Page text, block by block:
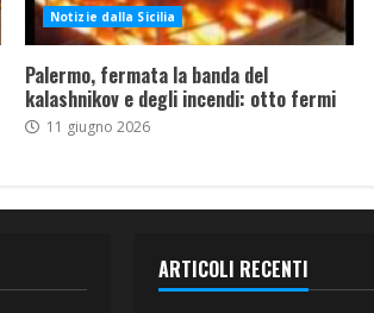
Notizie dalla Sicilia
Palermo, fermata la banda del
kalashnikov e degli incendi: otto fermi
11 giugno 2026
ARTICOLI RECENTI